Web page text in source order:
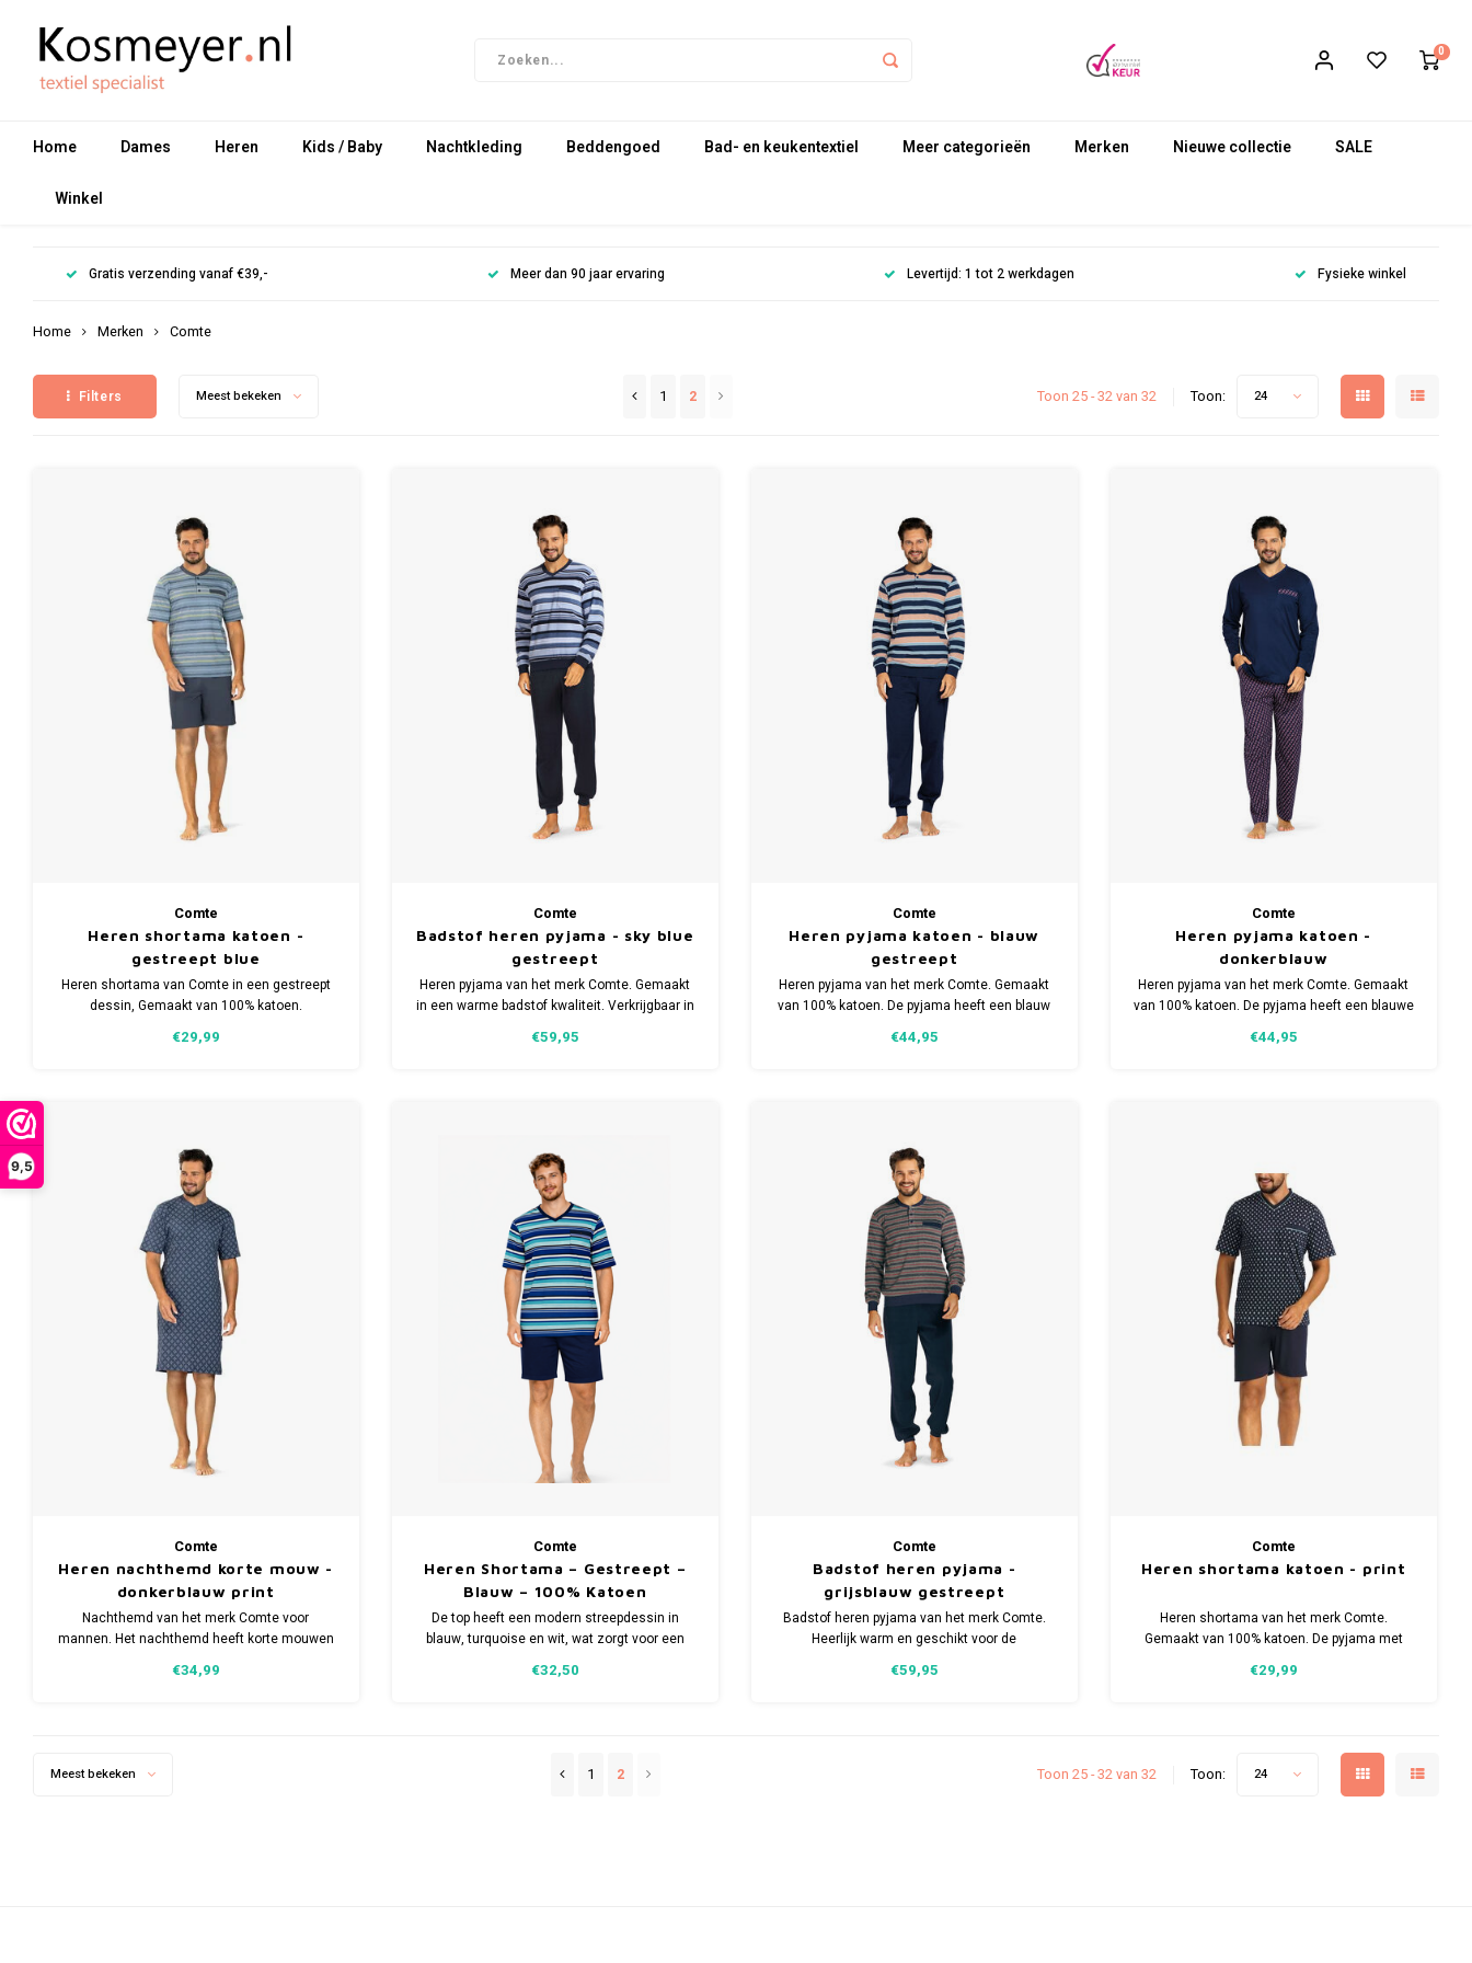
9,5
0
Home Dames Heren Kids / Baby Nachtkleding Beddengoed Bad- en keukentextiel Meer categorieën Merken Nieuwe collectie SALE
Winkel
Gratis verzending vanaf €39,- Meer dan 90 jaar ervaring Levertijd: 1 tot 2 werkdagen Fysieke winkel
Home Merken Comte
Filters Meest bekeken 1 2 Toon 25 - 32 van 32 Toon: 24
Comte
Heren shortama katoen -
gestreept blue
Heren shortama van Comte in een gestreept
dessin, Gemaakt van 100% katoen.
€29,99
Comte
Badstof heren pyjama - sky blue
gestreept
Heren pyjama van het merk Comte. Gemaakt
in een warme badstof kwaliteit. Verkrijgbaar in
€59,95
Comte
Heren pyjama katoen - blauw
gestreept
Heren pyjama van het merk Comte. Gemaakt
van 100% katoen. De pyjama heeft een blauw
Verkrijgbaar in meerdere maten.
€44,95
Comte
Heren pyjama katoen -
donkerblauw
Heren pyjama van het merk Comte. Gemaakt
van 100% katoen. De pyjama heeft een blauwe
Verkrijgbaar in meerdere maten.
€44,95
Comte
Heren nachthemd korte mouw -
donkerblauw print
Nachthemd van het merk Comte voor
mannen. Het nachthemd heeft korte mouwen
Gemaakt van 100% katoen
€34,99
Comte
Heren Shortama – Gestreept –
Blauw – 100% Katoen
De top heeft een modern streepdessin in
blauw, turquoise en wit, wat zorgt voor een
gemaakt van 100% katoen in een zachte
€32,50
Comte
Badstof heren pyjama -
grijsblauw gestreept
Badstof heren pyjama van het merk Comte.
Heerlijk warm en geschikt voor de
maten.
€59,95
Comte
Heren shortama katoen - print
Heren shortama van het merk Comte.
Gemaakt van 100% katoen. De pyjama met
€29,99
Meest bekeken 1 2 Toon 25 - 32 van 32 Toon: 24